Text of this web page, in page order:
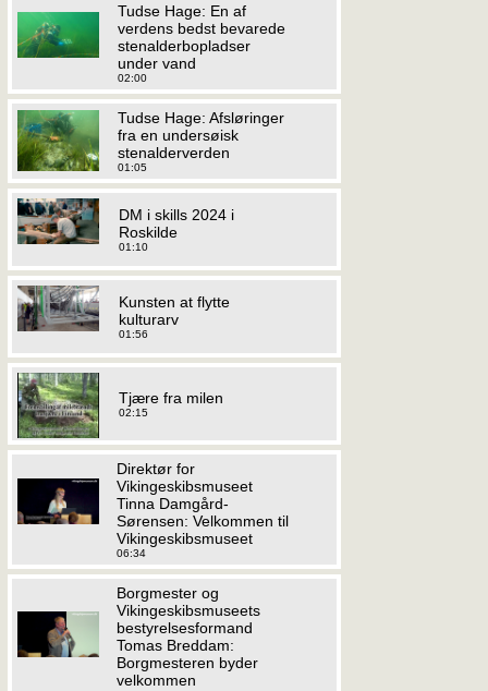
Tudse Hage: En af
verdens bedst bevarede
stenalderbopladser
under vand
02:00
Tudse Hage: Afsløringer
fra en undersøisk
stenalderverden
01:05
DM i skills 2024 i
Roskilde
01:10
Kunsten at flytte
kulturarv
01:56
Tjære fra milen
02:15
Direktør for
Vikingeskibsmuseet
Tinna Damgård-
Sørensen: Velkommen til
Vikingeskibsmuseet
06:34
Borgmester og
Vikingeskibsmuseets
bestyrelsesformand
Tomas Breddam:
Borgmesteren byder
velkommen